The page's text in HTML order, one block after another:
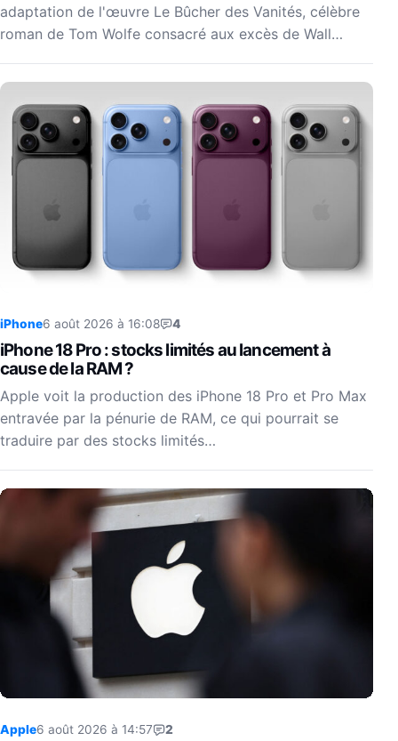
adaptation de l'œuvre Le Bûcher des Vanités, célèbre
roman de Tom Wolfe consacré aux excès de Wall…
iPhone6 août 2026 à 16:08 4
iPhone 18 Pro : stocks limités au lancement à
cause de la RAM ?
Apple voit la production des iPhone 18 Pro et Pro Max
entravée par la pénurie de RAM, ce qui pourrait se
traduire par des stocks limités…
Apple6 août 2026 à 14:57 2